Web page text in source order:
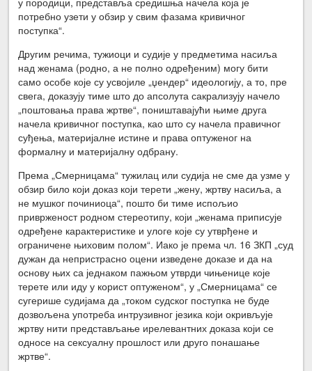
потребно узети у обзир у свим фазама кривичног
поступка“.
Другим речима, тужиоци и судије у предметима насиља
над женама (родно, а не полно одређеним) могу бити
само особе које су усвојиле „џендер“ идеологију, а то, пре
свега, доказују тиме што до апсолута сакрализују начело
„поштовања права жртве“, поништавајући њиме друга
начела кривичног поступка, као што су начела правичног
суђења, материјалне истине и права оптуженог на
формалну и материјалну одбрану.
Према „Смерницама“ тужилац или судија не сме да узме у
обзир било који доказ који терети „жену, жртву насиља, а
не мушког починиоца“, пошто би тиме испољио
приврженост родном стереотипу, који „женама приписује
одређене карактеристике и улоге које су утврђене и
ограничене њиховим полом“. Иако је према чл. 16 ЗКП „суд
дужан да непристрасно оцени изведене доказе и да на
основу њих са једнаком пажњом утврди чињенице које
терете или иду у корист оптуженом“, у „Смерницама“ се
сугерише судијама да „током судског поступка не буде
дозвољена употреба интрузивног језика који окривљује
жртву нити представљање ирелевантних доказа који се
односе на сексуалну прошлост или друго понашање
жртве“.